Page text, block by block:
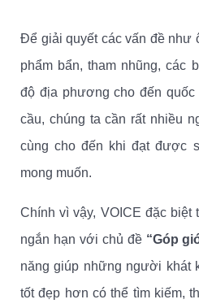
Để giải quyết các vấn đề như
phẩm bẩn, tham nhũng, các
độ địa phương cho đến
cầu, chúng ta cần rất nhiều
cùng cho đến khi đạt được
mong muốn.
Chính vì vậy, VOICE đặc biệt
ngắn hạn với chủ đề “Góp
năng giúp những người khát
tốt đẹp hơn có thể tìm kiếm,